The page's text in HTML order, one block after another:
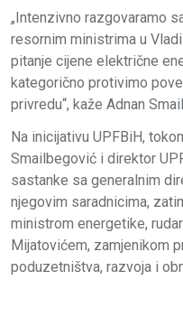
„Intenzivno razgovaramo
resornim ministrima u
pitanje cijene električne
kategorično protivimo
privredu“, kaže Adnan
Na inicijativu UPFBiH,
Smailbegović i direktor
sastanke sa generalnim
njegovim saradnicima,
ministrom energetike,
Mijatovićem, zamjenikom
poduzetništva, razvoja i